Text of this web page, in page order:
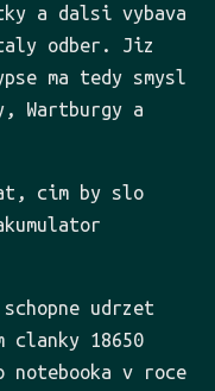
a dalsi vybava
odber. Jiz
ma tedy smysl
Wartburgy a
cim by slo
udrzet
clanky 18650
notebooka v roce